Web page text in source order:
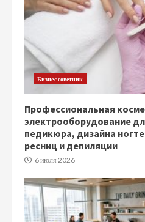
Бизнес советник
Профессиональная
электрооборудование
педикюра, дизайна
ресниц и депиляции
6 июля 2026